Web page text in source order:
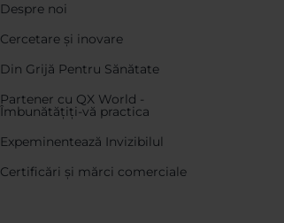
Despre noi
Cercetare și inovare
Din Grijă Pentru Sănătate
Partener cu QX World -
Îmbunătățiți-vă practica
Expeminentează Invizibilul
Certificări și mărci comerciale